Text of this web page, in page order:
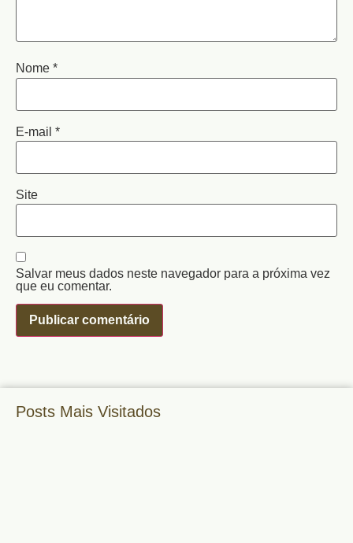
Nome *
E-mail *
Site
Salvar meus dados neste navegador para a próxima vez
que eu comentar.
Posts Mais Visitados